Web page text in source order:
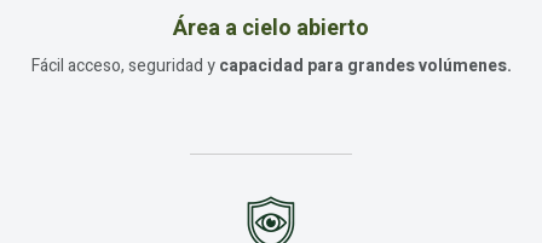
Área a cielo abierto
Fácil acceso, seguridad ycapacidad para grandes volúmenes.